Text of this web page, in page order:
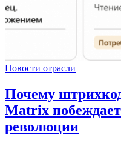
Новости отрасли
Почему
Matrix
революции